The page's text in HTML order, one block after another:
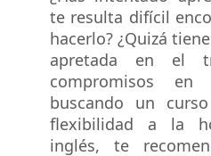
te resulta difícil
hacerlo? ¿Quizá
apretada en el
compromisos
buscando un
flexibilidad a la
inglés, te